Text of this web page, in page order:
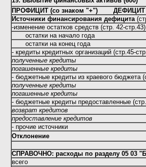
ПРОФИЦИТ (со знаком "+") ДЕФИЦИТ
Источники финансирования дефицита
-изменение остатков средств (стр. 42-стр.43)
остатки на начало года
остатки на конец года
- кредиты кредитных организаций (стр.45-
полученные кредиты
погашенные кредиты
- бюджетные кредиты из краевого бюджета
полученные кредиты
погашенные кредиты
- бюджетные кредиты предоставленные
возврат кредитов
предоставление кредитов
- прочие источники
Отклонение
СПРАВОЧНО: расходы по разделу 05 03
всего